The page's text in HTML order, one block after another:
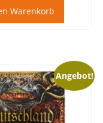
Warenkorb
Angebot!